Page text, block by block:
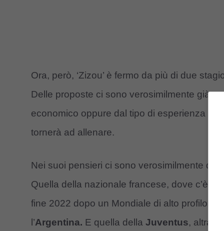
Ora, però, ‘Zizou’ è fermo da più di due
Delle proposte ci sono verosimilmente già
economico oppure dal tipo di esperienza
tornerà ad allenare.
Nei suoi pensieri ci sono verosimilmente
Quella della nazionale francese, dove c’è
fine 2022 dopo un Mondiale di alto profilo e
l’Argentina. E quella della Juventus, altra